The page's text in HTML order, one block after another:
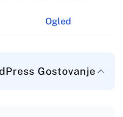
Ogled
Gostovanje